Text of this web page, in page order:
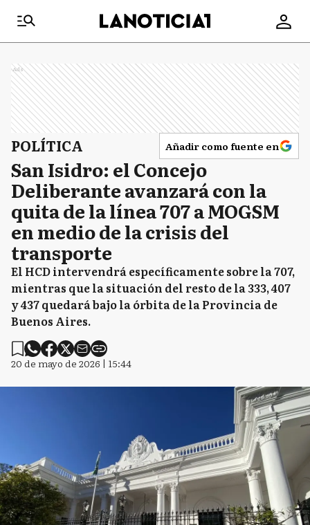
Ads
POLÍTICA Añadir como fuente en
San Isidro: el Concejo
Deliberante avanzará con la
quita de la línea 707 a MOGSM
en medio de la crisis del
transporte
El HCD intervendrá específicamente sobre la 707,
mientras que la situación del resto de la 333, 407
y 437 quedará bajo la órbita de la Provincia de
Buenos Aires.
20 de mayo de 2026 | 15:44